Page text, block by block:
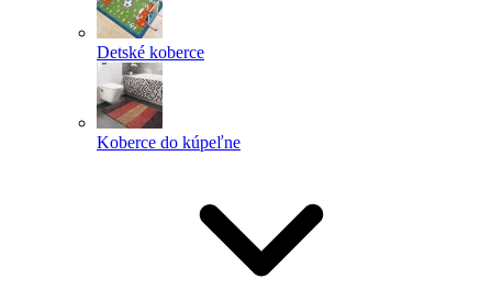
Detské koberce
Koberce do kúpeľne